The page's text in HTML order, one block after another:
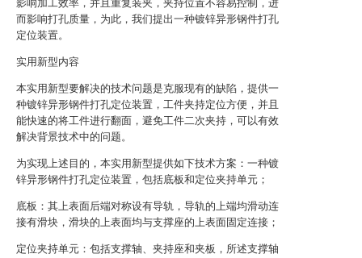
影响加工效率，并且重复装夹，夹持位置不容易控制，进
而影响打孔质量，为此，我们提出一种镀锌异形钢件打孔
定位装置。
实用新型内容
本实用新型要解决的技术问题是克服现有的缺陷，提供一
种镀锌异形钢件打孔定位装置，工件夹持定位方便，并且
能快速的将工件进行翻面，避免工件二次夹持，可以有效
解决背景技术中的问题。
为实现上述目的，本实用新型提供如下技术方案：一种镀
锌异形钢件打孔定位装置，包括底板和定位夹持单元；
底板：其上表面后端对称设有导轨，导轨的上端均滑动连
接有滑块，滑块的上表面均与支撑座的上表面固定连接；
定位夹持单元：包括支撑轴、夹持座和夹板，所述支撑轴